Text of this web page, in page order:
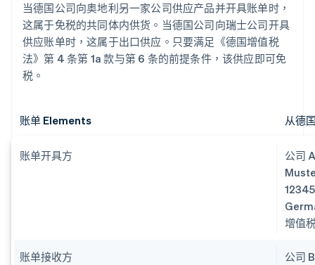
当德国公司向奥地利另一家公司供应产品并开具账单时，
这属于免税的共同体内供货。当德国公司向瑞士公司开具
供应账单时，这属于出口供应。只要满足《德国增值税
法》第 4 条第 1a 款与第 6 条的前提条件，该供应即可免
税。
账单 Elements 从德
账单开具方
公司 A
增值
账单接收方
公司 B